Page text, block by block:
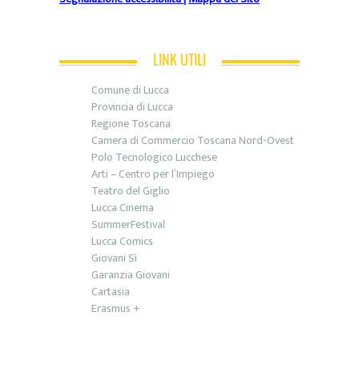
LINK UTILI
Comune di Lucca
Provincia di Lucca
Regione Toscana
Camera di Commercio Toscana Nord-Ovest
Polo Tecnologico Lucchese
Arti – Centro per l’Impiego
Teatro del Giglio
Lucca Cinema
SummerFestival
Lucca Comics
Giovani Sì
Garanzia Giovani
Cartasia
Erasmus +